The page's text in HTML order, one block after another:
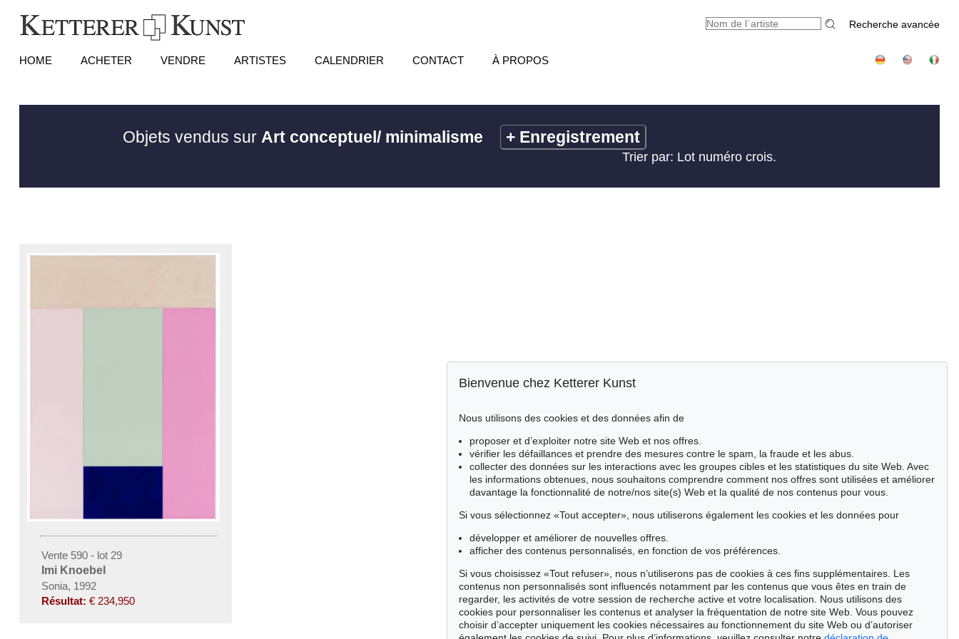
Recherche avancée
HOME ACHETER VENDRE ARTISTES CALENDRIER CONTACT À PROPOS
Objets vendus sur Art conceptuel/ minimalisme + Enregistrement
Trier par: Lot numéro crois.
Vente 590 - lot 29
Imi Knoebel
Sonia, 1992
Résultat: € 234,950
Bienvenue chez Ketterer Kunst
Nous utilisons des cookies et des données afin de
proposer et d’exploiter notre site Web et nos offres.
vérifier les défaillances et prendre des mesures contre le spam, la fraude et les abus.
collecter des données sur les interactions avec les groupes cibles et les statistiques du site Web. Avec
les informations obtenues, nous souhaitons comprendre comment nos offres sont utilisées et améliorer
davantage la fonctionnalité de notre/nos site(s) Web et la qualité de nos contenus pour vous.
Si vous sélectionnez «Tout accepter», nous utiliserons également les cookies et les données pour
développer et améliorer de nouvelles offres.
afficher des contenus personnalisés, en fonction de vos préférences.
Si vous choisissez «Tout refuser», nous n’utiliserons pas de cookies à ces fins supplémentaires. Les
contenus non personnalisés sont influencés notamment par les contenus que vous êtes en train de
regarder, les activités de votre session de recherche active et votre localisation. Nous utilisons des
cookies pour personnaliser les contenus et analyser la fréquentation de notre site Web. Vous pouvez
choisir d’accepter uniquement les cookies nécessaires au fonctionnement du site Web ou d’autoriser